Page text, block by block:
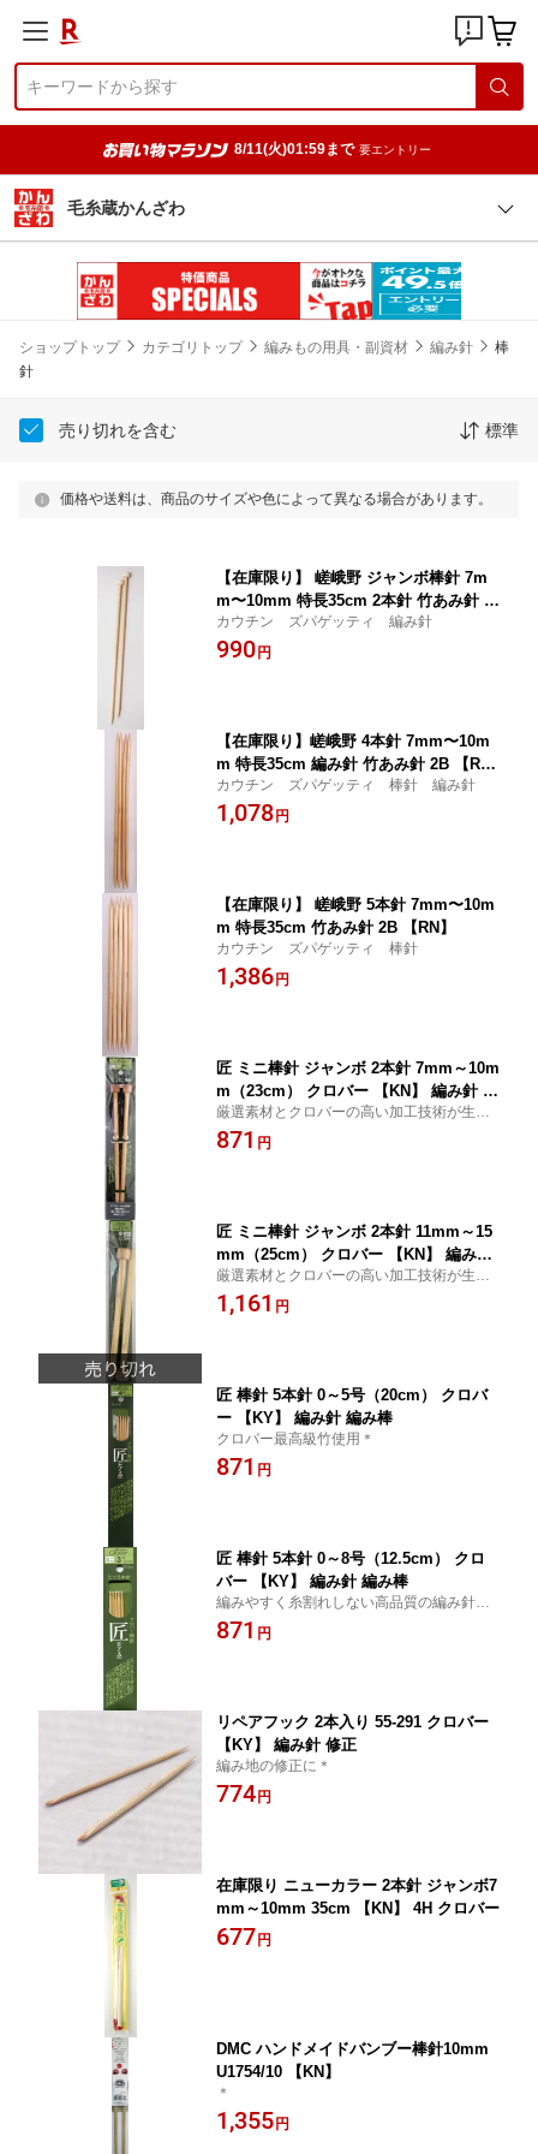
8/11(火)01:59まで 要エントリー
毛糸蔵かんざわ
ショップトップ カテゴリトップ 編みもの用具・副資材 編み針
棒
針
売り切れを含む 標準
価格や送料は、商品のサイズや色によって異なる場合があります。
【在庫限り】 嵯峨野 ジャンボ棒針 7m
m〜10mm 特長35cm 2本針 竹あみ針 2
B【RN】
カウチン ズパゲッティ 編み針
990 円
【在庫限り】嵯峨野 4本針 7mm〜10m
m 特長35cm 編み針 竹あみ針 2B 【R
N】
カウチン ズパゲッティ 棒針 編み針
1,078 円
【在庫限り】 嵯峨野 5本針 7mm〜10m
m 特長35cm 竹あみ針 2B 【RN】
カウチン ズパゲッティ 棒針
1,386 円
匠 ミニ棒針 ジャンボ 2本針 7mm～10m
m（23cm） クロバー 【KN】 編み針 編
み棒 玉付
厳選素材とクロバーの高い加工技術が生ん
だこだわりの逸品。＊
871 円
匠 ミニ棒針 ジャンボ 2本針 11mm～15
mm（25cm） クロバー 【KN】 編み針
編み棒 玉付
厳選素材とクロバーの高い加工技術が生ん
だこだわりの逸品。＊
1,161 円
匠 棒針 5本針 0～5号（20cm） クロバ
ー 【KY】 編み針 編み棒
クロバー最高級竹使用＊
871 円
匠 棒針 5本針 0～8号（12.5cm） クロ
バー 【KY】 編み針 編み棒
編みやすく糸割れしない高品質の編み針。
＊
871 円
リペアフック 2本入り 55-291 クロバー
【KY】 編み針 修正
編み地の修正に＊
774 円
在庫限り ニューカラー 2本針 ジャンボ7
mm～10mm 35cm 【KN】 4H クロバー
677 円
DMC ハンドメイドバンブー棒針10mm
U1754/10 【KN】
＊
1,355 円